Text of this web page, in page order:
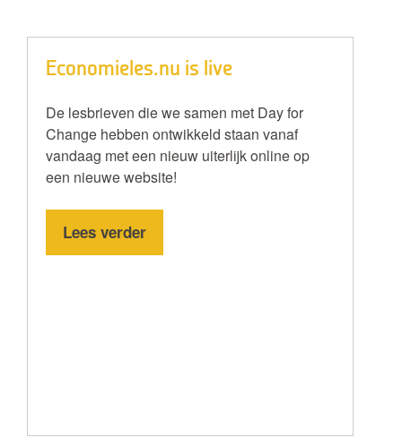
Economieles.nu is live
De lesbrieven die we samen met Day for
Change hebben ontwikkeld staan vanaf
vandaag met een nieuw uiterlijk online op
een nieuwe website!
Lees verder